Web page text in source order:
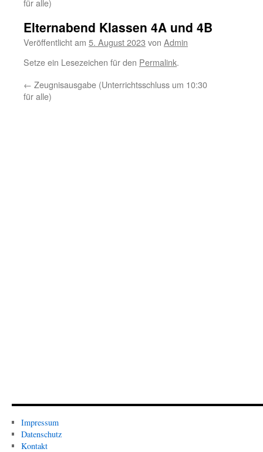
für alle)
Elternabend Klassen 4A und 4B
Veröffentlicht am 5. August 2023 von Admin
Setze ein Lesezeichen für den Permalink.
← Zeugnisausgabe (Unterrichtsschluss um 10:30
für alle)
Impressum
Datenschutz
Kontakt